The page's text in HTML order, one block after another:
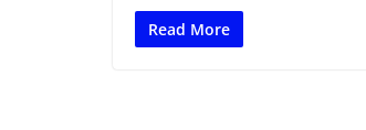
c itt
Read More